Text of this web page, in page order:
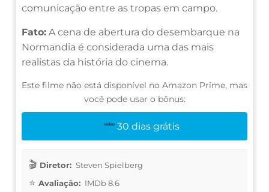
comunicação entre as tropas em campo.
Fato: A cena de abertura do desembarque na
Normandia é considerada uma das mais
realistas da história do cinema.
Este filme não está disponível no Amazon Prime, mas
você pode usar o bônus:
30 dias grátis
Diretor: Steven Spielberg
Avaliação: IMDb 8.6